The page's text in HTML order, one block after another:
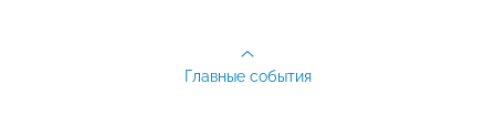
Главные события